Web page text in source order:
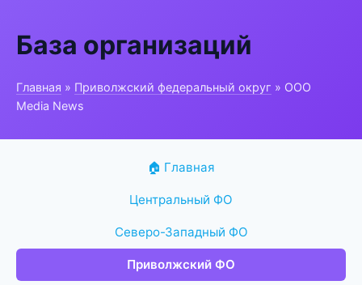
База организаций
Главная » Приволжский федеральный округ » ООО
Media News
🏠 Главная
Центральный ФО
Северо-Западный ФО
Приволжский ФО